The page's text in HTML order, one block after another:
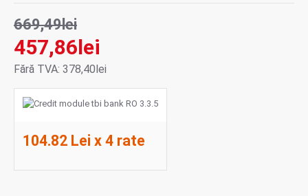
457,86lei
669,49lei
Fără TVA: 378,40lei
104.82 Lei x 4 rate